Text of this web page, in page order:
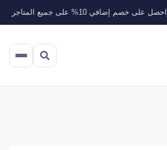
على خصم إضافي 10% على جميع المتاجر